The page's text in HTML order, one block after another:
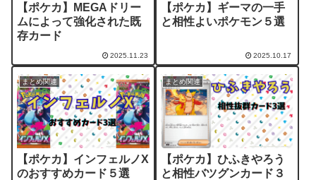
【ポケカ】MEGAドリー
ムによって強化された既
存カード
2025.11.23
【ポケカ】ギーマの一手
と相性よいポケモン５選
2025.10.17
まとめ関連
【ポケカ】インフェルノX
のおすすめカード５選
まとめ関連
【ポケカ】ひふきやろう
と相性バツグンカード３